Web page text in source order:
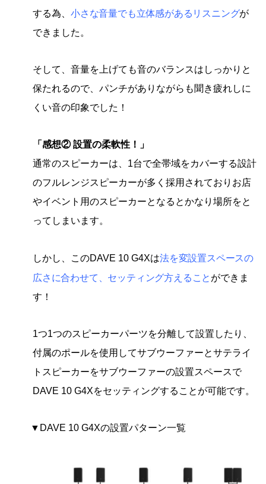
する為、 小さな音量でも立体感があるリスニングが
できました。
そして、音量を上げても音のバランスはしっかりと
保たれるので、パンチがありながらも聞き疲れしに
くい音の印象でした！
「感想② 設置の柔軟性！」
通常のスピーカーは、1台で全帯域をカバーする設計
のフルレンジスピーカーが多く採用されておりお店
やイベント用のスピーカーとなるとかなり場所をと
ってしまいます。
しかし、このDAVE 10 G4Xは法を変設置スペースの
広さに合わせて、セッティング方えること ができま
す！
1つ1つのスピーカーパーツを分離して設置したり、
付属のポールを使用してサブウーファーとサテライ
トスピーカーをサブウーファーの設置スペースで
DAVE 10 G4Xをセッティングすることが可能です。
▼DAVE 10 G4Xの設置パターン一覧